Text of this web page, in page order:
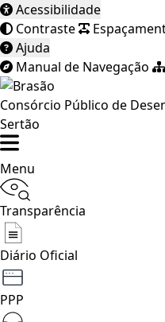
Acessibilidade
Contraste
Ajuda
Manual de Navegação
Consórcio Público de
Sertão
Menu
Transparência
Diário Oficial
PPP